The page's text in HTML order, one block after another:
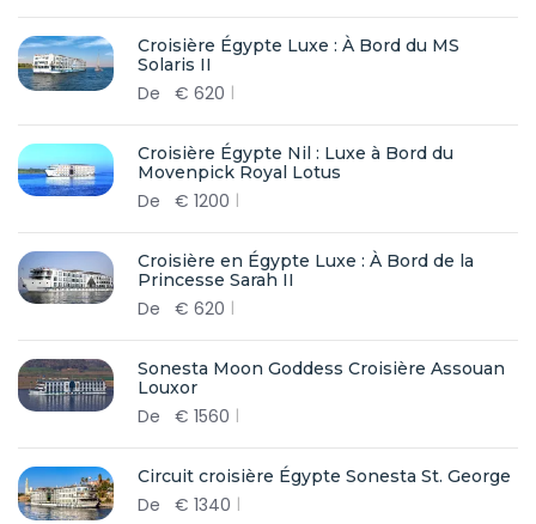
Croisière Égypte Luxe : À Bord du MS
Solaris II
De € 620
Croisière Égypte Nil : Luxe à Bord du
Movenpick Royal Lotus
De € 1200
Croisière en Égypte Luxe : À Bord de la
Princesse Sarah II
De € 620
Sonesta Moon Goddess Croisière Assouan
Louxor
De € 1560
Circuit croisière Égypte Sonesta St. George
De € 1340